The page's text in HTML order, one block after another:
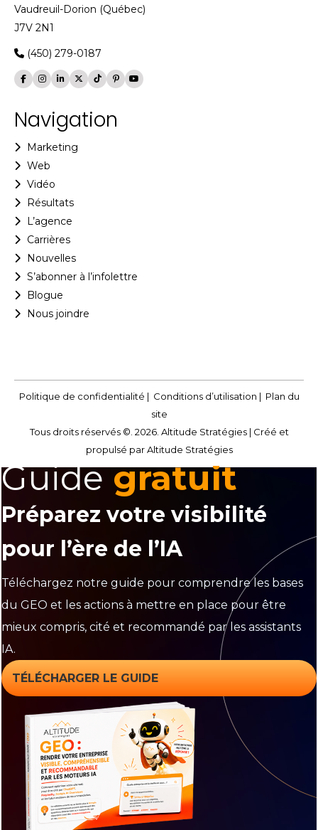
Vaudreuil-Dorion (Québec)
J7V 2N1
(450) 279-0187
Navigation
Marketing
Web
Vidéo
Résultats
L’agence
Carrières
Nouvelles
S’abonner à l’infolettre
Blogue
Nous joindre
Politique de confidentialité | Conditions d’utilisation | Plan du
site
Tous droits réservés ©. 2026. Altitude Stratégies | Créé et
propulsé par Altitude Stratégies
Guide gratuit
Préparez votre visibilité
pour l’ère de l’IA
Téléchargez notre guide pour comprendre les bases
du GEO et les actions à mettre en place pour être
mieux compris, cité et recommandé par les assistants
IA.
TÉLÉCHARGER LE GUIDE